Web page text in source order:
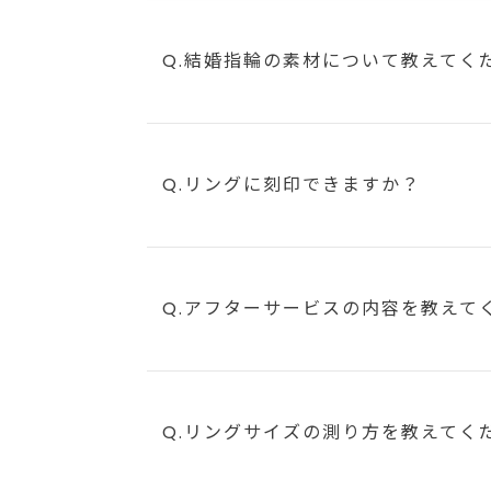
Q.結婚指輪の素材について教えてく
Q.リングに刻印できますか？
Q.アフターサービスの内容を教えて
Q.リングサイズの測り方を教えてく